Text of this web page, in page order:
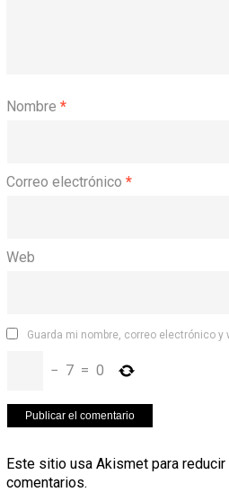
Nombre *
Correo electrónico *
Web
Guarda mi nombre, correo electrónico
− 7 = 0
Este sitio usa Akismet para reducir
comentarios.